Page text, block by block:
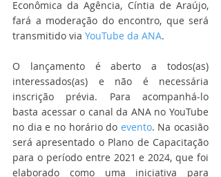
Econômica da Agência, Cíntia de Araújo,
fará a moderação do encontro, que será
transmitido via YouTube da ANA.
O lançamento é aberto a todos(as)
interessados(as) e não é necessária
inscrição prévia. Para acompanhá-lo
basta acessar o canal da ANA no YouTube
no dia e no horário do evento. Na ocasião
será apresentado o Plano de Capacitação
para o período entre 2021 e 2024, que foi
elaborado como uma iniciativa para